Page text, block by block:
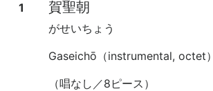
1 賀聖朝
がせいちょう
Gaseichō（instrumental, octet）
（唱なし／8ピース）